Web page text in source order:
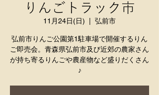
りんごトラック市
11月24日(日) 弘前市
弘前市りんご公園第1駐車場で開催するりん
ご即売会。青森県弘前市及び近郊の農家さん
が持ち寄るりんごや農産物など盛りだくさん
♪